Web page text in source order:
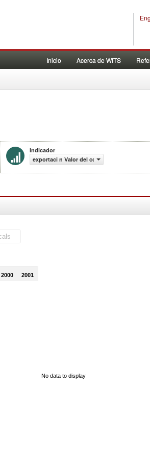
Inicio Acerca de WITS
Indicador
exportaci n Valor del comercio (en miles de
2000 2001
No data to display